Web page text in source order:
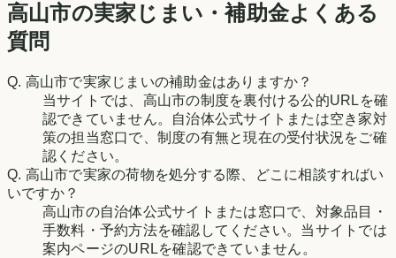
高山市の実家じまい・補助金よくある
質問
Q. 高山市で実家じまいの補助金はありますか？
当サイトでは、高山市の制度を裏付ける公的URLを確
認できていません。自治体公式サイトまたは空き家対
策の担当窓口で、制度の有無と現在の受付状況をご確
認ください。
Q. 高山市で実家の荷物を処分する際、どこに相談すればい
いですか？
高山市の自治体公式サイトまたは窓口で、対象品目・
手数料・予約方法を確認してください。当サイトでは
案内ページのURLを確認できていません。